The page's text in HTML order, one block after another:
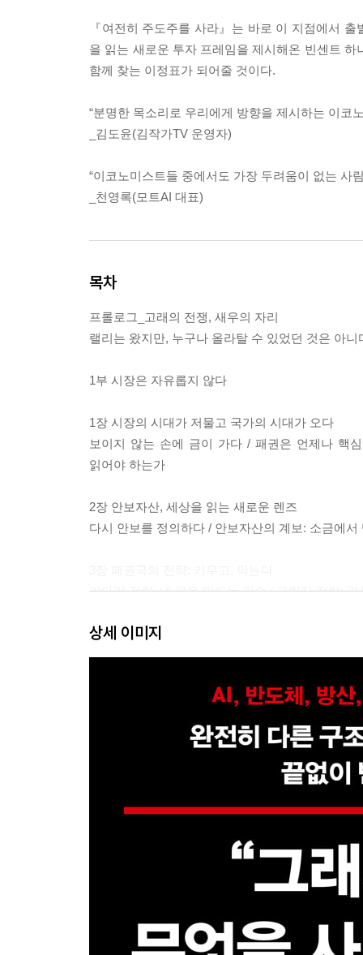
『여전히 주도주를 사라』는 바로 이 지점에서
을 읽는 새로운 투자 프레임을 제시해온 빈센트
함께 찾는 이정표가 되어줄 것이다.
“분명한 목소리로 우리에게 방향을 제시하는 이코
_김도윤(김작가TV 운영자)
“이코노미스트들 중에서도 가장 두려움이 없는 사
_천영록(모트AI 대표)
목차
프롤로그_고래의 전쟁, 새우의 자리
랠리는 왔지만, 누구나 올라탈 수 있었던 것은 아
1부 시장은 자유롭지 않다
1장 시장의 시대가 저물고 국가의 시대가 오다
보이지 않는 손에 금이 가다 / 패권은 언제나 핵
읽어야 하는가
2장 안보자산, 세상을 읽는 새로운 렌즈
다시 안보를 정의하다 / 안보자산의 계보: 소금에
키다리 전략: 내 편을 만드는 기술 / 그림자 전략:
2부 주도주의 코어: 모든 패권은 반도체로부터 시
반도체의 겨울은 왜 예전과 다른가 / 21세기의 쌀
5장 공급망이 곧 전장이다
하나의 세계가 끝나고, 2개의 질서가 떠올랐다 /
수정구슬 대신 점검표를 펼쳐라 / 지정학 시대의
Vicent’s Short Report: 패권국 경쟁의 타임라인
3부 주도주의 확장: 생산성 패권, 동맹 패권, 신뢰
상세 이미지